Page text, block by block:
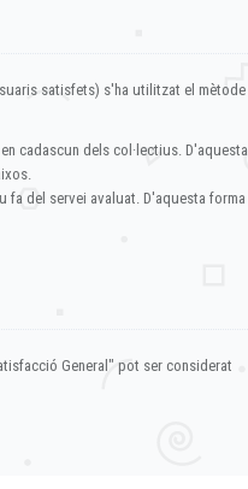
satisfets) s'ha utilitzat el mètode
cadascun dels col·lectius. D'aquesta
fa del servei avaluat. D'aquesta forma
General" pot ser considerat